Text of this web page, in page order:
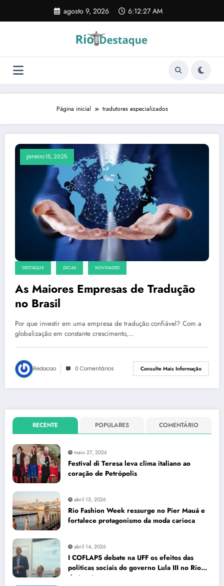
o
agosto 9, 2026 6:12:27 AM
Página inicial tradutores especializados
janeiro 15, 2025
DESTAQUE DICAS NOVIDADES
As Maiores Empresas de Tradução
no Brasil
Por que investir em uma empresa de tradução confiável? Com a
globalização em constante crescimento,…
Redacao 0 Comentários Consulte Mais Informação
RECENTE POPULARES COMENTÁRIO
maio 27, 2026
Festival di Teresa leva clima italiano ao
coração de Petrópolis
abril 15, 2026
Rio Fashion Week ressurge no Pier Mauá e
fortalece protagonismo da moda carioca
abril 14, 2026
I COFLAPS debate na UFF os efeitos das
políticas sociais do governo Lula III no Rio
de Janeiro